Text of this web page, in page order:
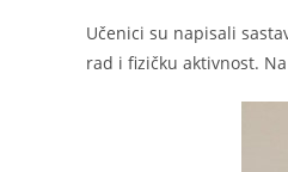
Učenici su napisali
rad i fizičku aktivnost.